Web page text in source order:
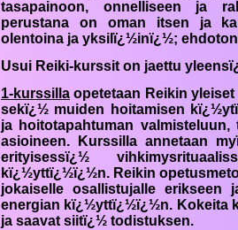
tasapainoon, onnelliseen ja
perustana on oman itsen ja
olentoina ja yksilï¿½inï¿½;
Usui Reiki-kurssit on jaettu
1-kurssilla opetetaan Reikin
sekï¿½ muiden hoitamisen
ja hoitotapahtuman
asioineen. Kurssilla annetaan
erityisessï¿½
kï¿½yttï¿½ï¿½n. Reikin
jokaiselle osallistujalle
energian kï¿½yttï¿½ï¿½n. Kokeita
ja saavat siitï¿½ todistuksen.